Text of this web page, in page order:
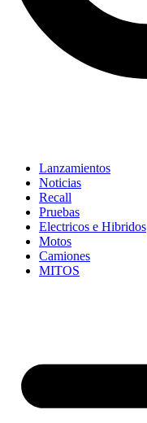
Lanzamientos
Noticias
Recall
Pruebas
Electricos e Hibridos
Motos
Camiones
MITOS